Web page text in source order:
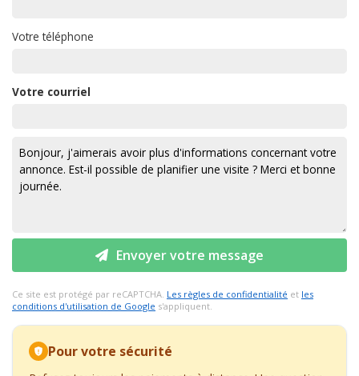
Votre téléphone
Votre courriel
Envoyer votre message
Ce site est protégé par reCAPTCHA. Les règles de confidentialité et les
conditions d'utilisation de Google s'appliquent.
Pour votre sécurité